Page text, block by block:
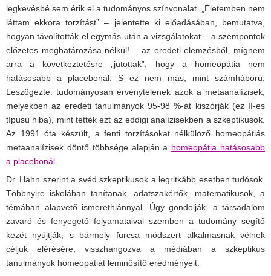
legkevésbé sem érik el a tudományos színvonalat. „Életemben nem
láttam ekkora torzítást” – jelentette ki előadásában, bemutatva,
hogyan távolították el egymás után a vizsgálatokat – a szempontok
előzetes meghatározása nélkül! – az eredeti elemzésből, mígnem
arra a következtetésre „jutottak”, hogy a homeopátia nem
hatásosabb a placebonál. S ez nem más, mint számháború.
Leszögezte: tudományosan érvénytelenek azok a metaanalízisek,
melyekben az eredeti tanulmányok 95-98 %-át kiszórják (ez II-es
típusú hiba), mint tették ezt az eddigi analízisekben a szkeptikusok.
Az 1991 óta készült, a fenti torzításokat nélkülöző homeopátiás
metaanalízisek döntő többsége alapján a homeopátia hatásosabb
a placebonál
Dr. Hahn szerint a svéd szkeptikusok a legritkább esetben tudósok.
Többnyire iskolában tanítanak, adatszakértők, matematikusok, a
témában alapvető ismerethiánnyal. Úgy gondolják, a társadalom
zavaró és fenyegető folyamataival szemben a tudomány segítő
kezét nyújtják, s bármely furcsa módszert alkalmasnak vélnek
céljuk elérésére, visszhangozva a médiában a szkeptikus
tanulmányok homeopátiát leminősítő eredményeit.